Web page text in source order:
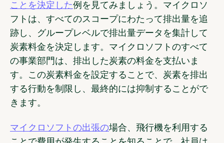
ことを決定した例を見てみましょう。マイクロソ
フトは、すべてのスコープにわたって排出量を追
跡し、グループレベルで排出量データを集計して
炭素料金を決定します。マイクロソフトのすべて
の事業部門は、排出した炭素の料金を支払いま
す。この炭素料金を設定することで、炭素を排出
する行動を制限し、最終的には抑制することがで
きます。
マイクロソフトの出張の場合、飛行機を利用する